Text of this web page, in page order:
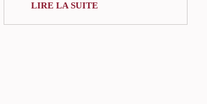
LIRE LA SUITE